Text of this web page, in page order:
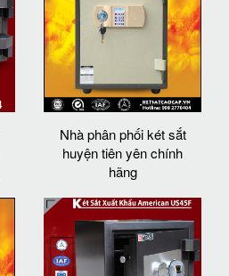
Nhà phân phối két sắt
huyện tiên yên chính
hãng